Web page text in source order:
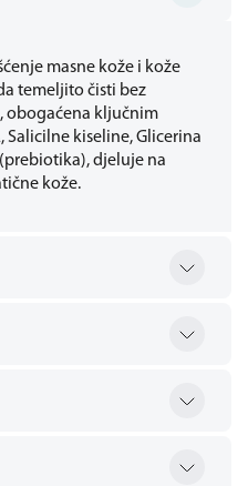
masne kože i kože
temeljito čisti bez
obogaćena ključnim
Salicilne kiseline, Glicerina
djeluje na
kože.